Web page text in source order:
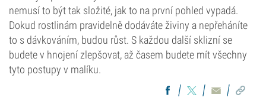
nemusí to být tak složité, jak to na první pohled vypadá.
Dokud rostlinám pravidelně dodáváte živiny a nepřeháníte
to s dávkováním, budou růst. S každou další sklizní se
budete v hnojení zlepšovat, až časem budete mít všechny
tyto postupy v malíku.